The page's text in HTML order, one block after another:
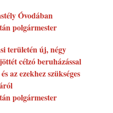
Óvodában
polgármester
területén új, négy
célzó beruházással
az ezekhez szükséges
polgármester